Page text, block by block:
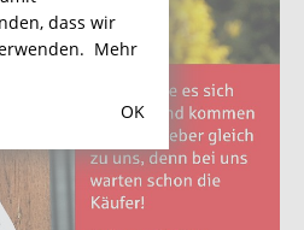
dass wir
Mehr
OK